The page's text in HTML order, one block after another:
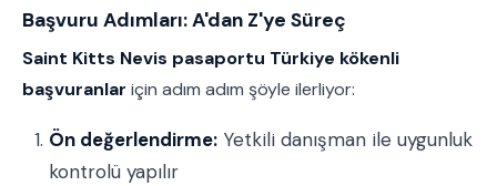
Başvuru Adımları: A'dan Z'ye Süreç
Saint Kitts Nevis pasaportu Türkiye kökenli
başvuranlar için adım adım şöyle ilerliyor:
Ön değerlendirme: Yetkili danışman ile uygunluk
kontrolü yapılır